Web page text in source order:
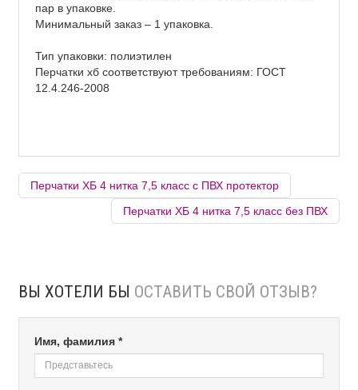
пар в упаковке.
Минимальный заказ – 1 упаковка.
Тип упаковки: полиэтилен
Перчатки хб соответствуют требованиям: ГОСТ
12.4.246-2008
Перчатки ХБ 4 нитка 7,5 класс с ПВХ протектор
Перчатки ХБ 4 нитка 7,5 класс без ПВХ
ВЫ ХОТЕЛИ БЫ ОСТАВИТЬ СВОЙ ОТЗЫВ?
Имя, фамилия *